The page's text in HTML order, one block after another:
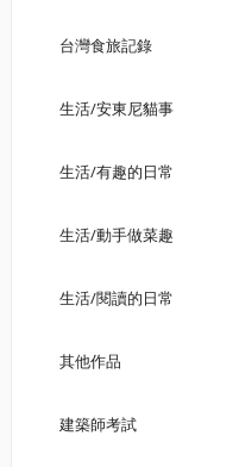
台灣食旅記錄
生活/安東尼貓事
生活/有趣的日常
生活/動手做菜趣
生活/閱讀的日常
其他作品
建築師考試